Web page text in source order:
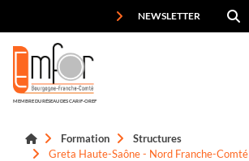
NEWSLETTER
MEMBRE DU RÉSEAU DES CARIF-OREF
Formation
Structures
Greta Haute-Saône - Nord Franche-Comté
Panneau de gestion des cookies